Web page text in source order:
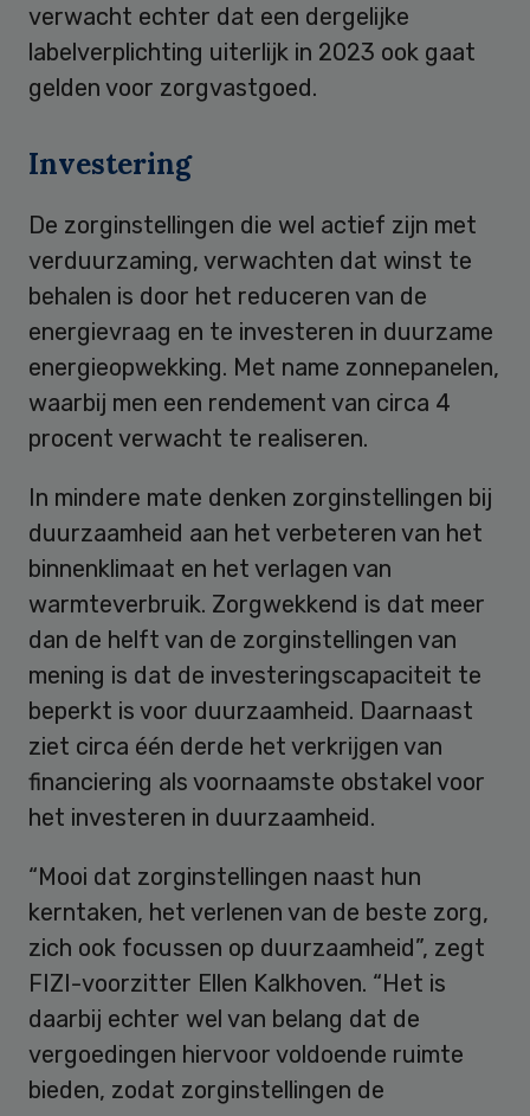
verwacht echter dat een dergelijke
labelverplichting uiterlijk in 2023 ook gaat
gelden voor zorgvastgoed.
Investering
De zorginstellingen die wel actief zijn met
verduurzaming, verwachten dat winst te
behalen is door het reduceren van de
energievraag en te investeren in duurzame
energieopwekking. Met name zonnepanelen,
waarbij men een rendement van circa 4
procent verwacht te realiseren.
In mindere mate denken zorginstellingen bij
duurzaamheid aan het verbeteren van het
binnenklimaat en het verlagen van
warmteverbruik. Zorgwekkend is dat meer
dan de helft van de zorginstellingen van
mening is dat de investeringscapaciteit te
beperkt is voor duurzaamheid. Daarnaast
ziet circa één derde het verkrijgen van
financiering als voornaamste obstakel voor
het investeren in duurzaamheid.
“Mooi dat zorginstellingen naast hun
kerntaken, het verlenen van de beste zorg,
zich ook focussen op duurzaamheid”, zegt
FIZI-voorzitter Ellen Kalkhoven. “Het is
daarbij echter wel van belang dat de
vergoedingen hiervoor voldoende ruimte
bieden, zodat zorginstellingen de